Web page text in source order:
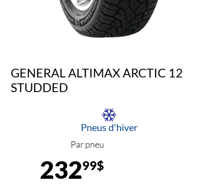
GENERAL ALTIMAX ARCTIC 12
STUDDED
Pneus d'hiver
Par pneu
23299$